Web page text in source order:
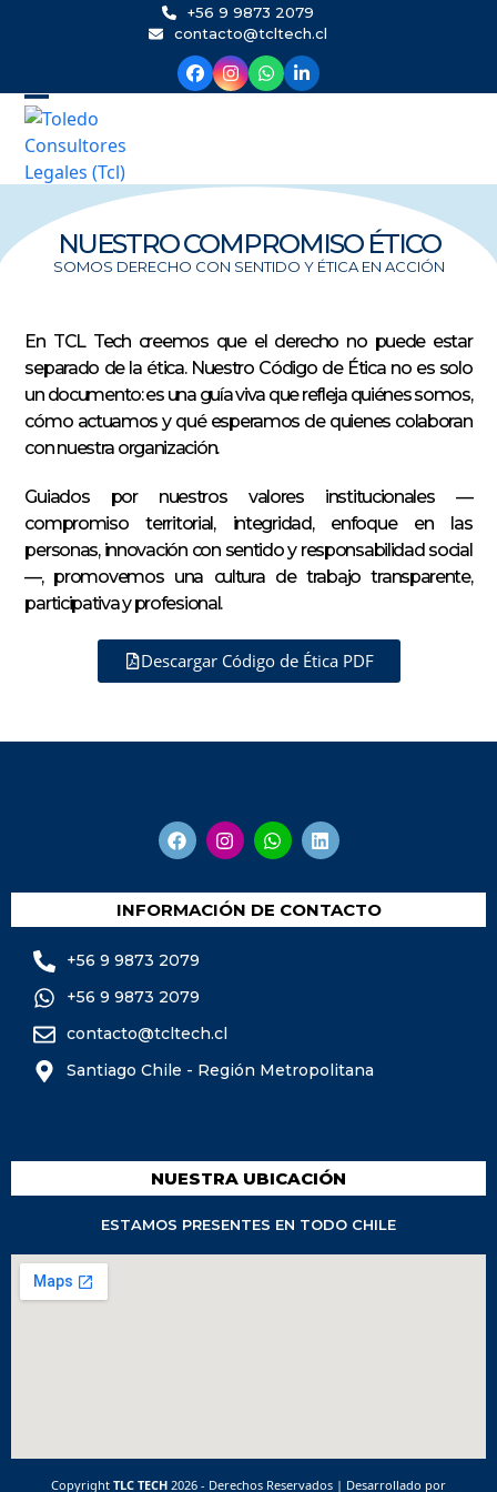
+56 9 9873 2079
contacto@tcltech.cl
NUESTRO COMPROMISO ÉTICO
SOMOS DERECHO CON SENTIDO Y ÉTICA EN ACCIÓN
En TCL Tech creemos que el derecho no puede estar
separado de la ética. Nuestro Código de Ética no es solo
un documento: es una guía viva que refleja quiénes somos,
cómo actuamos y qué esperamos de quienes colaboran
con nuestra organización.
Guiados por nuestros valores institucionales —
compromiso territorial, integridad, enfoque en las
personas, innovación con sentido y responsabilidad social
—, promovemos una cultura de trabajo transparente,
participativa y profesional.
Descargar Código de Ética PDF
INFORMACIÓN DE CONTACTO
+56 9 9873 2079
+56 9 9873 2079
contacto@tcltech.cl
Santiago Chile - Región Metropolitana
NUESTRA UBICACIÓN
ESTAMOS PRESENTES EN TODO CHILE
Copyright TLC TECH 2026 - Derechos Reservados | Desarrollado por